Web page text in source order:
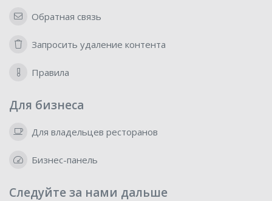
Обратная связь
Запросить удаление контента
Правила
Для бизнеса
Для владельцев ресторанов
Бизнес-панель
Следуйте за нами дальше